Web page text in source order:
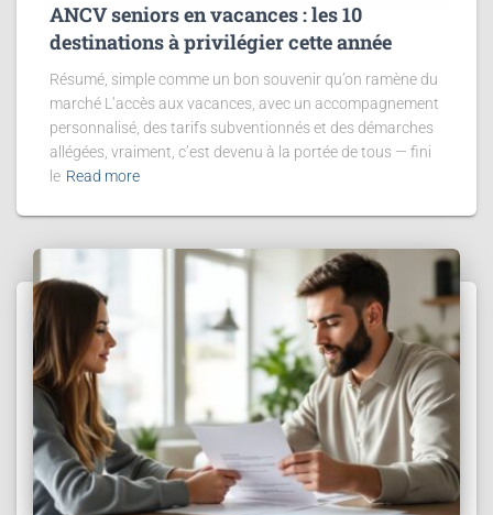
ANCV seniors en vacances : les 10
destinations à privilégier cette année
Résumé, simple comme un bon souvenir qu’on ramène du
marché L’accès aux vacances, avec un accompagnement
personnalisé, des tarifs subventionnés et des démarches
allégées, vraiment, c’est devenu à la portée de tous — fini
le Read more